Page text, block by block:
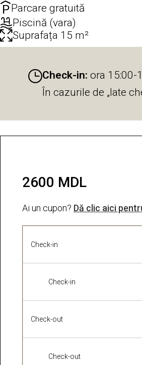
Parcare gratuită
Piscină (vara)
Suprafața 15 m²
Check-in: ora 15:00-
În cazurile de „late
2600 MDL
Ai un cupon? Dă clic aici